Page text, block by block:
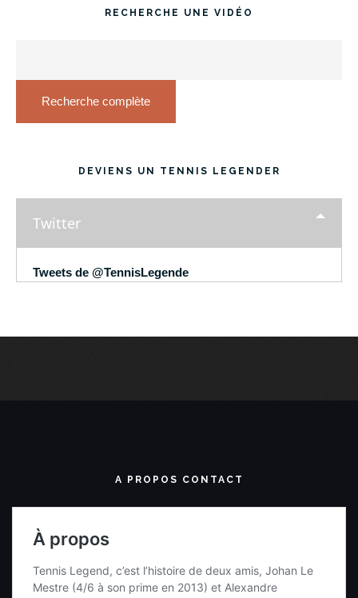
RECHERCHE UNE VIDÉO
Recherche complète
DEVIENS UN TENNIS LEGENDER
Twitter
Tweets de @TennisLegende
A PROPOS CONTACT